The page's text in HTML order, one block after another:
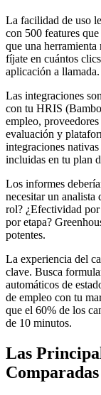
La facilidad de uso
con 500 features
que una herramienta
fíjate en cuántos
aplicación a
Las integraciones
con tu HRIS
empleo,
evaluación y
integraciones
incluidas en tu plan
Los informes
necesitar un analista
rol? ¿Efectividad
por etapa?
potentes.
La experiencia del
clave. Busca
automáticos de
de empleo con tu
que el 60% de los
de 10 minutos.
Las
Comparadas